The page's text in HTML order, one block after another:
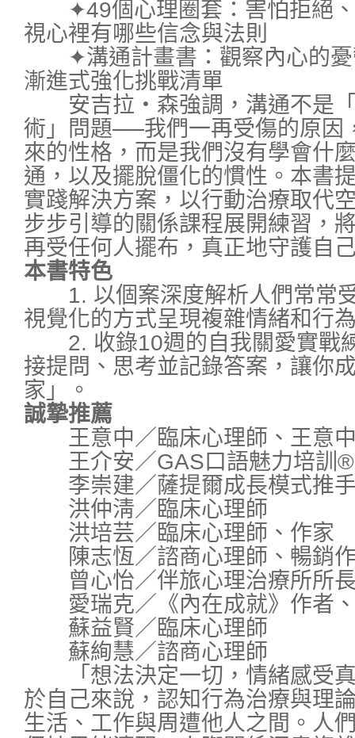
✦49個心理圈套：害怕拒絕、
視心裡有哪些信念與法則
✦溝通計畫書：觀察內心的憂
漸進式強化挑戰清單
安吉拉・森強調，溝通不是「
術」問題──我們一再受傷的原因
來的性格，而是我們沒有學會什
通，以及擺脫僵化的慣性。本書
實踐解決方案，以行動治療取代
步步引導的關係課程展開練習，
再受任何人擺布，真正地守護自
本書特色
1. 以個案深度解析人們常常
視覺化的方式呈現複雜情緒和行
2. 收錄10週的自我關愛實戰
接提問、思考並記錄答案，讓你
家」。
誠摯推薦
王意中／臨床心理師、王意中
王介安／GAS口語魅力培訓®
李崇建／薩提爾成長模式推
洪仲淸／臨床心理師
洪培芸／臨床心理師、作家
陳志恆／諮商心理師、暢銷
曾心怡／伴旅心理治療所所
愛瑞克／《內在成就》作者、
蘇益賢／臨床心理師
蘇絢慧／諮商心理師
「想法決定一切，情緒感受真
於自己來說，認知行為治療與理
生活、工作與周遭他人之間。人